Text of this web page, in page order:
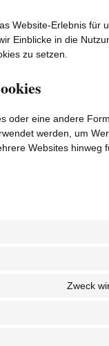
Website-Erlebnis für
Einblicke in die
zu setzen.
oder eine andere
werden, um
Websites hinweg
Zweck